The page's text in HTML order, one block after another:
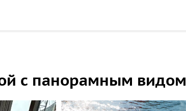
с панорамным видом